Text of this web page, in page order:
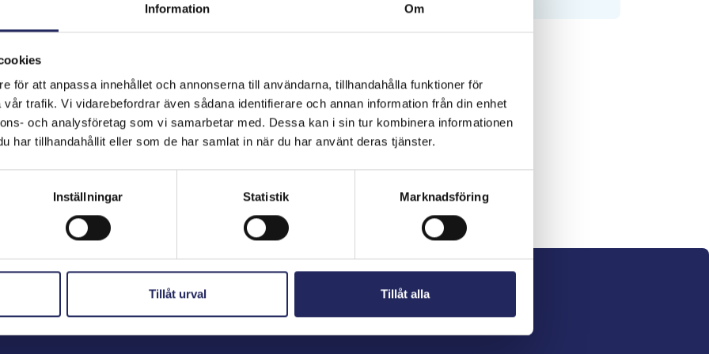
Information Om
för att anpassa innehållet och annonserna till användarna, tillhandahålla funktioner för
trafik. Vi vidarebefordrar även sådana identifierare och annan information från din enhet
och analysföretag som vi samarbetar med. Dessa kan i sin tur kombinera informationen
har tillhandahållit eller som de har samlat in när du har använt deras tjänster.
Inställningar Statistik Marknadsföring
Tillåt urval Tillåt alla